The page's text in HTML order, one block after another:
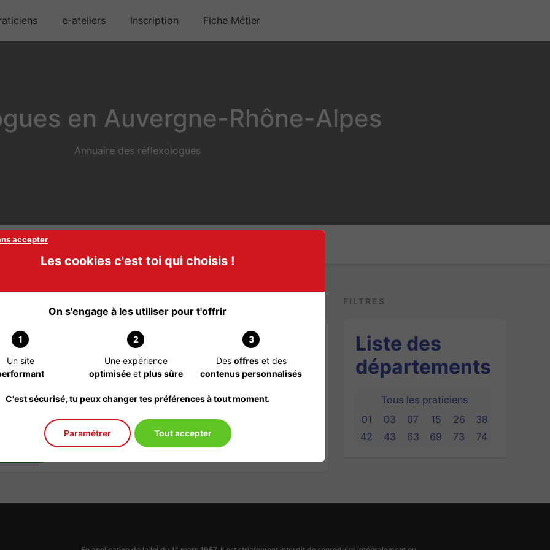
e-ateliers Inscription Fiche Métier
en Auvergne-Rhône-Alpes
Annuaire des réflexologues
loire
cet annuaire
FILTRES
Liste des
départements
Tous les praticiens
01
03 07 15 26
38
42
43 63 69 73 74
accepter
Les cookies c'est toi qui choisis !
On s'engage à les utiliser pour t'offrir
1
Un site
2
Une expérience
optimiséeet plus sûre
3
Des offreset des
contenus personnalisés
C'est sécurisé, tu peux changer tes préférences à tout moment.
Paramétrer Tout accepter